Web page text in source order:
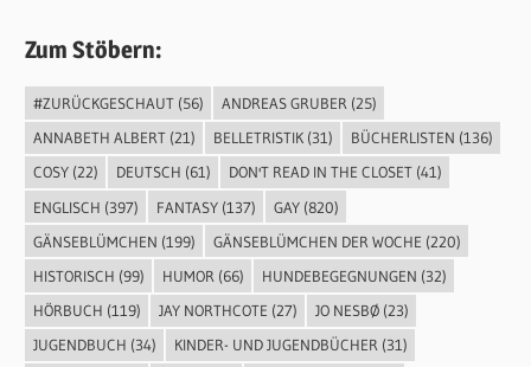
Zum Stöbern:
#ZURÜCKGESCHAUT(56) ANDREAS GRUBER (25)
ANNABETH ALBERT(21) BELLETRISTIK(31) BÜCHERLISTEN (136)
COSY(22) DEUTSCH (61) DON'T READ IN THE CLOSET(41)
ENGLISCH (397) FANTASY(137) GAY(820)
GÄNSEBLÜMCHEN (199) GÄNSEBLÜMCHEN DER WOCHE (220)
HISTORISCH (99) HUMOR (66) HUNDEBEGEGNUNGEN (32)
HÖRBUCH (119) JAY NORTHCOTE (27) JO NESBØ(23)
JUGENDBUCH (34) KINDER- UND JUGENDBÜCHER(31)